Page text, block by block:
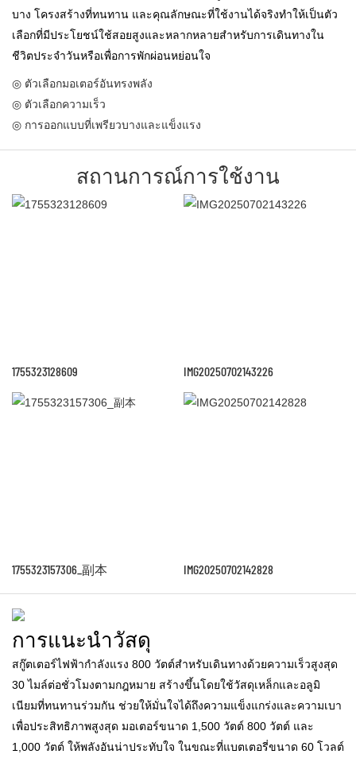
บาง โครงสร้างที่ทนทาน และคุณลักษณะที่ใช้งานได้จริงทำให้เป็นตัว
เลือกที่มีประโยชน์ใช้สอยสูงและหลากหลายสำหรับการเดินทางใน
ชีวิตประจำวันหรือเพื่อการพักผ่อนหย่อนใจ
◎ ตัวเลือกมอเตอร์อันทรงพลัง
◎ ตัวเลือกความเร็ว
◎ การออกแบบที่เพรียวบางและแข็งแรง
สถานการณ์การใช้งาน
1755323128609 IMG20250702143226
1755323157306_副本 IMG20250702142828
การแนะนำวัสดุ
สกู๊ตเตอร์ไฟฟ้ากำลังแรง 800 วัตต์สำหรับเดินทางด้วยความเร็วสูงสุด
30 ไมล์ต่อชั่วโมงตามกฎหมาย สร้างขึ้นโดยใช้วัสดุเหล็กและอลูมิ
เนียมที่ทนทานร่วมกัน ช่วยให้มั่นใจได้ถึงความแข็งแกร่งและความเบา
เพื่อประสิทธิภาพสูงสุด มอเตอร์ขนาด 1,500 วัตต์ 800 วัตต์ และ
1,000 วัตต์ ให้พลังอันน่าประทับใจ ในขณะที่แบตเตอรี่ขนาด 60 โวลต์